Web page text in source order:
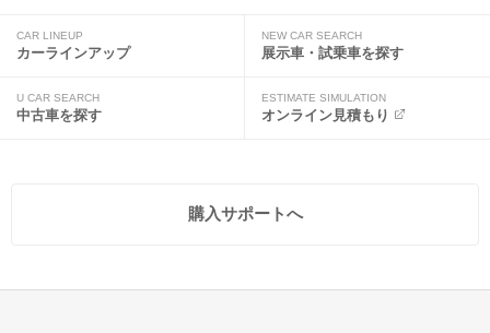
CAR LINEUP
カーラインアップ
NEW CAR SEARCH
展示車・試乗車を探す
U CAR SEARCH
中古車を探す
ESTIMATE SIMULATION
オンライン見積もり
購入サポートへ